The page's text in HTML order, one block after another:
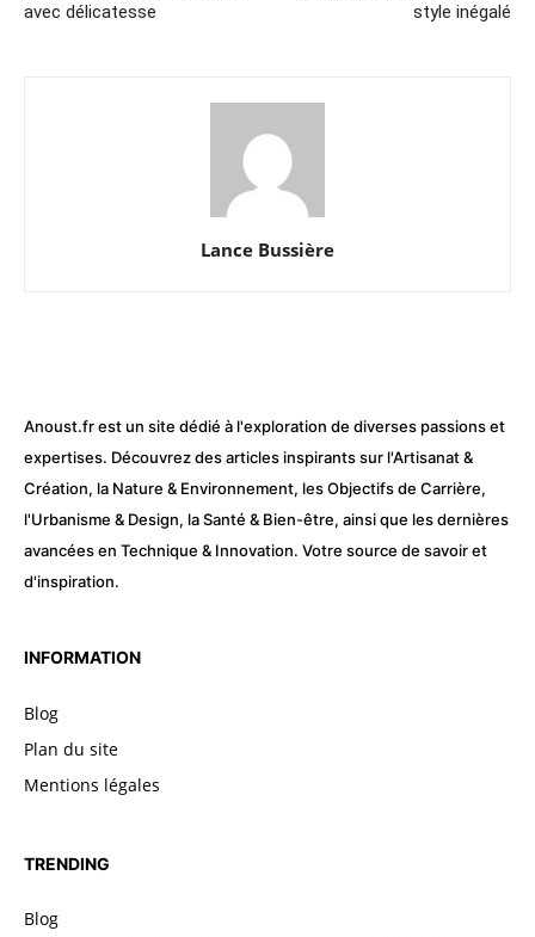
avec délicatesse
style inégalé
Lance Bussière
Anoust.fr est un site dédié à l'exploration de diverses passions et
expertises. Découvrez des articles inspirants sur l'Artisanat &
Création, la Nature & Environnement, les Objectifs de Carrière,
l'Urbanisme & Design, la Santé & Bien-être, ainsi que les dernières
avancées en Technique & Innovation. Votre source de savoir et
d'inspiration.
INFORMATION
Blog
Plan du site
Mentions légales
TRENDING
Blog